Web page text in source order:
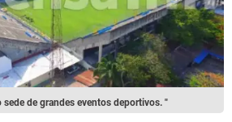
de grandes eventos deportivos. "